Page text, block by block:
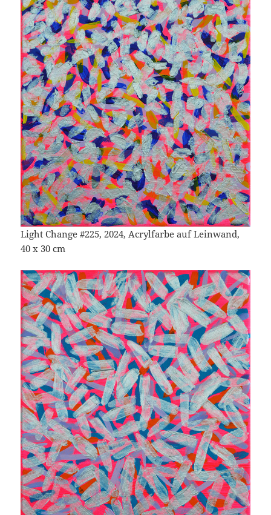
Light Change #225, 2024, Acrylfarbe auf Leinwand,
40 x 30 cm